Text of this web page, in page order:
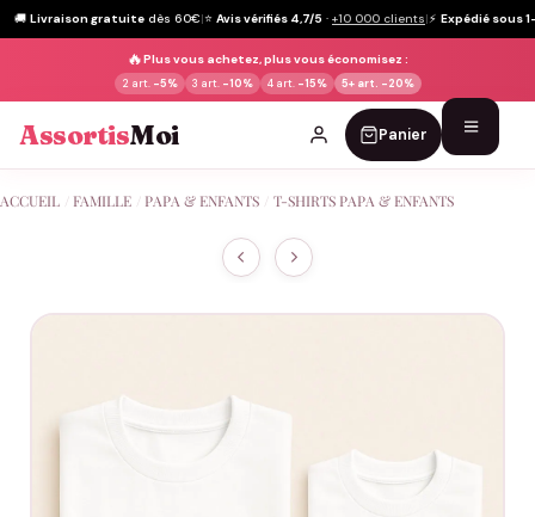
🚚 Livraison gratuite dès 60€|⭐ Avis vérifiés 4,7/5 · +10 000 clients|⚡ Expédié sous
🔥Plus vous achetez, plus vous économisez :
2 art. -5% 3 art. -10% 4 art. -15% 5+ art. -20%
AssortisMoi Panier
au
ACCUEIL FAMILLE PAPA & ENFANTS T-SHIRTS PAPA & ENFANTS